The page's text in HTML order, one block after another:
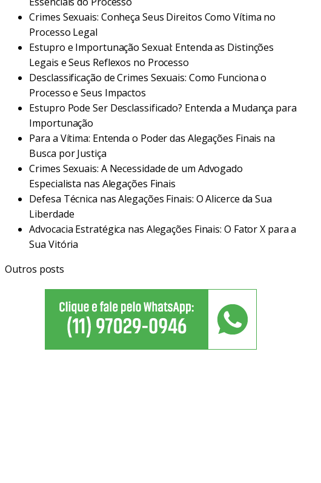
Crimes Sexuais: Conheça Seus Direitos Como Vítima no
Processo Legal
Estupro e Importunação Sexual: Entenda as Distinções
Legais e Seus Reflexos no Processo
Desclassificação de Crimes Sexuais: Como Funciona o
Processo e Seus Impactos
Estupro Pode Ser Desclassificado? Entenda a Mudança para
Importunação
Para a Vítima: Entenda o Poder das Alegações Finais na
Busca por Justiça
Crimes Sexuais: A Necessidade de um Advogado
Especialista nas Alegações Finais
Defesa Técnica nas Alegações Finais: O Alicerce da Sua
Liberdade
Advocacia Estratégica nas Alegações Finais: O Fator X para a
Sua Vitória
Outros posts